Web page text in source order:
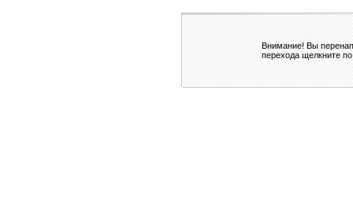
Внимание! Вы
перехода щелкните